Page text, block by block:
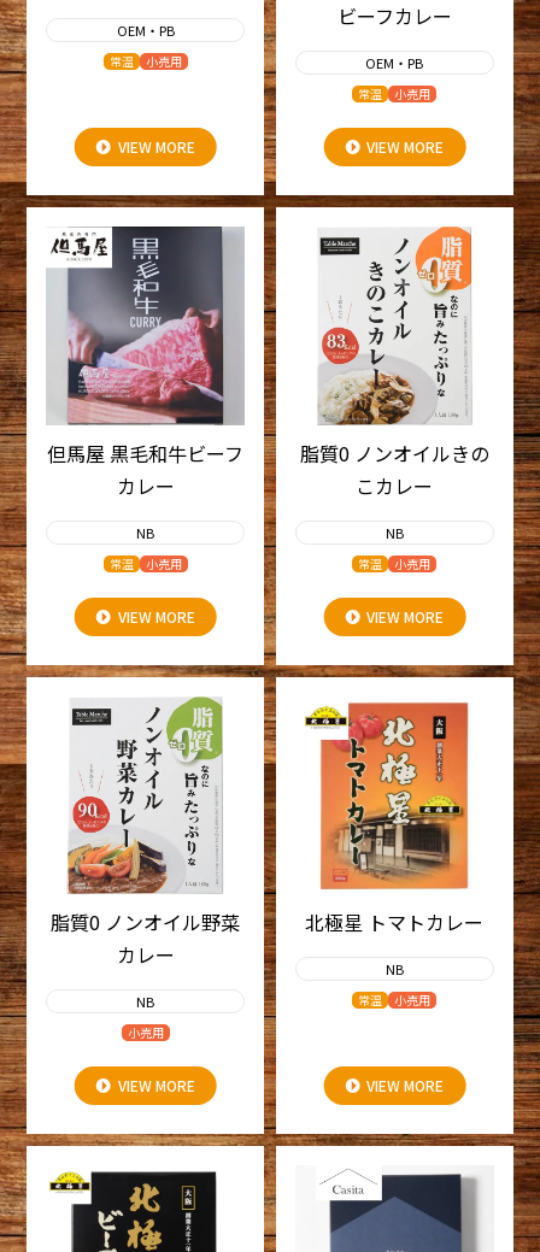
OEM・PB
常温 小売用
VIEW MORE
ビーフカレー
OEM・PB
常温 小売用
VIEW MORE
但馬屋 黒毛和牛ビーフ
カレー
NB
常温 小売用
VIEW MORE
脂質0 ノンオイルきの
こカレー
NB
常温 小売用
VIEW MORE
脂質0 ノンオイル野菜
カレー
NB
小売用
VIEW MORE
北極星 トマトカレー
NB
常温 小売用
VIEW MORE